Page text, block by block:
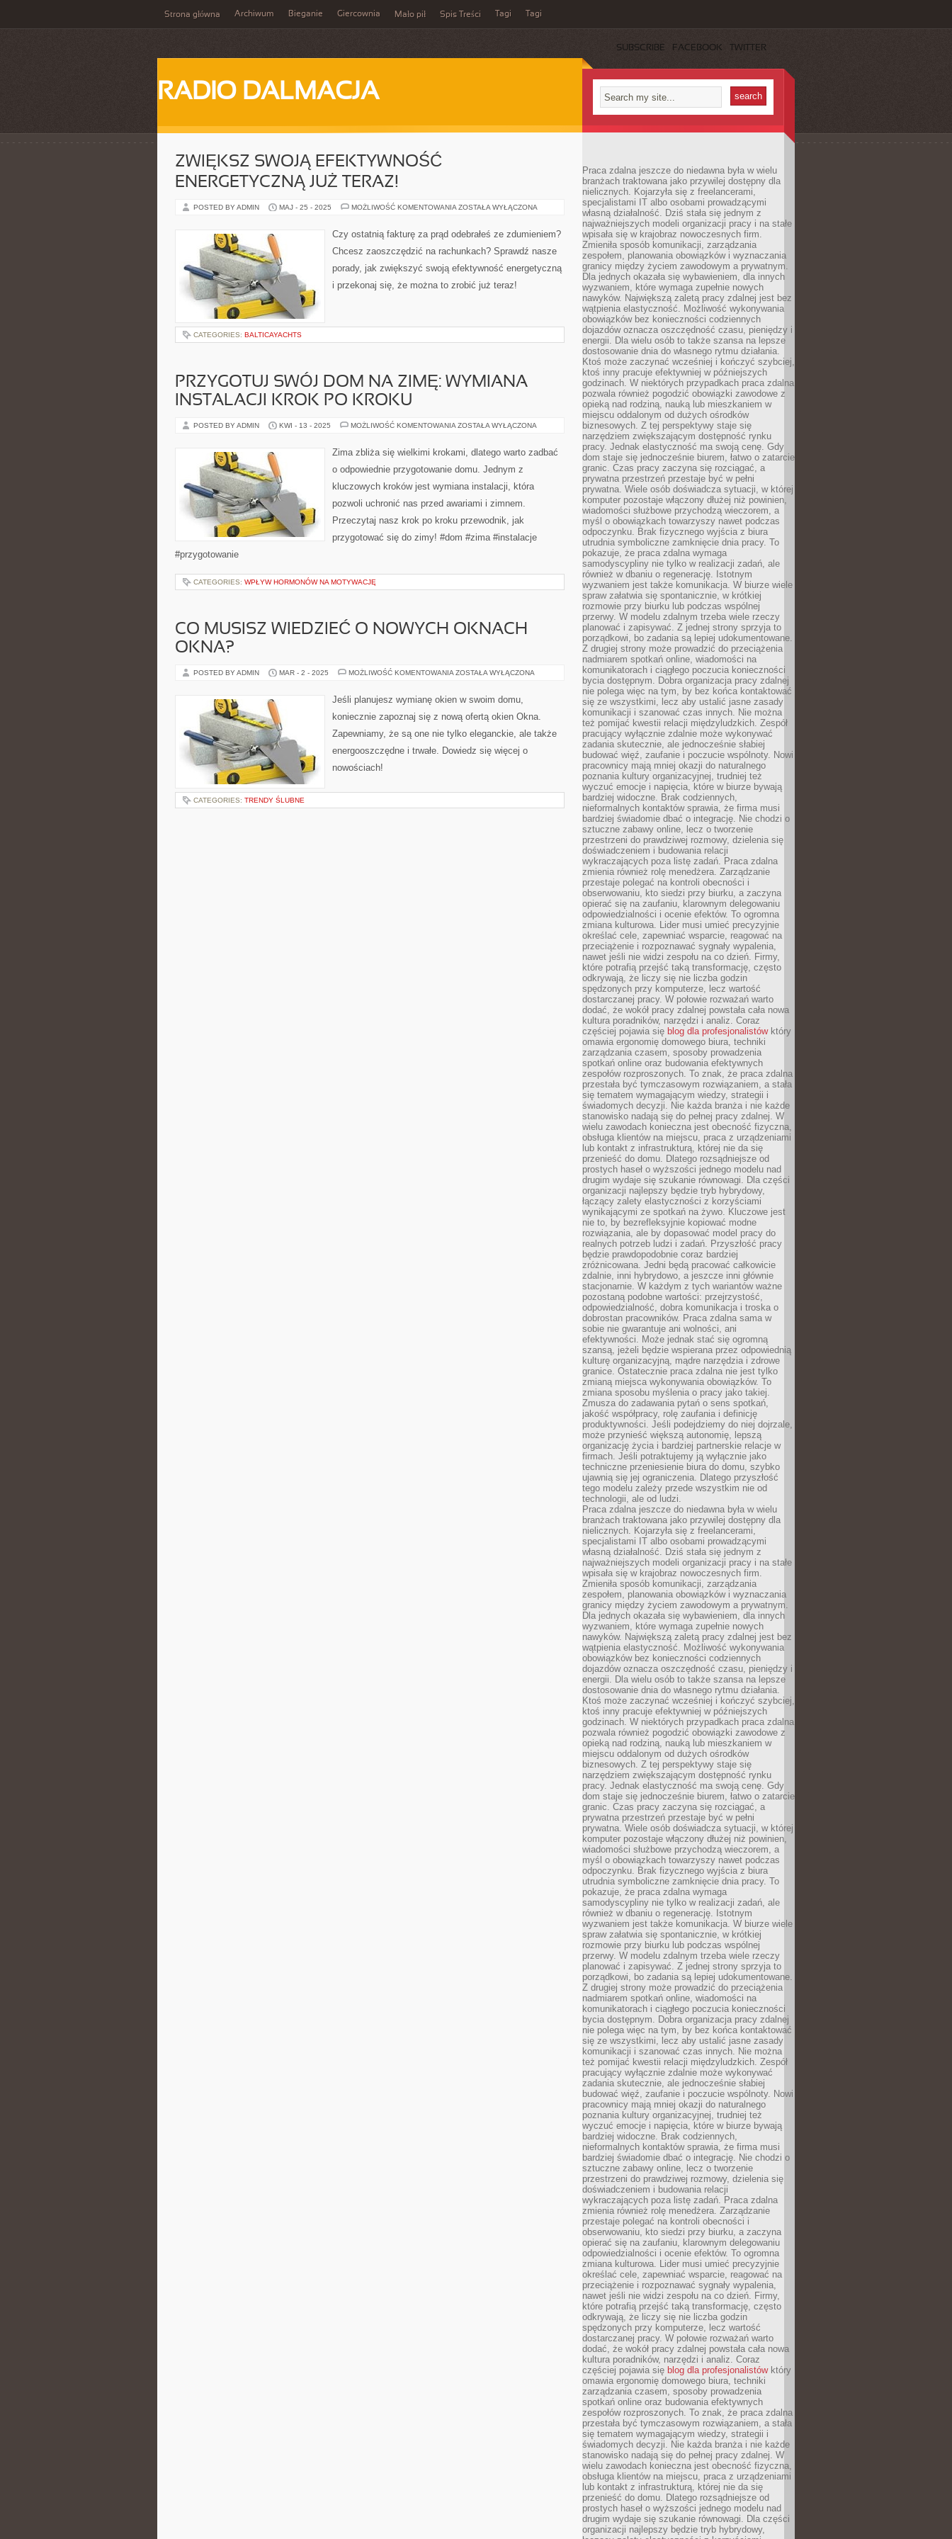
Strona główna Archiwum Bieganie Giercownia Mało pił Spis Treści Tagi Tagi
SUBSCRIBE FACEBOOK TWITTER
RADIO DALMACJA
ZWIĘKSZ SWOJĄ EFEKTYWNOŚĆ
ENERGETYCZNĄ JUŻ TERAZ!
POSTED BY ADMIN MAJ - 25 - 2025 MOŻLIWOŚĆ KOMENTOWANIA ZWIĘKSZ
ENERGETYCZNĄ
JUŻ
ZOSTAŁA WYŁĄCZONA
Czy ostatnią fakturę za prąd odebrałeś ze zdumieniem?
Chcesz zaoszczędzić na rachunkach? Sprawdź nasze
porady, jak zwiększyć swoją efektywność energetyczną
i przekonaj się, że można to zrobić już teraz!
CATEGORIES: BALTICAYACHTS
PRZYGOTUJ SWÓJ DOM NA ZIMĘ: WYMIANA
INSTALACJI KROK PO KROKU
POSTED BY ADMIN KWI - 13 - 2025 MOŻLIWOŚĆ KOMENTOWANIA PRZYGOTUJ
NA
ZIMĘ:
INSTALACJI
PO
ZOSTAŁA WYŁĄCZONA
Zima zbliża się wielkimi krokami, dlatego warto zadbać
o odpowiednie przygotowanie domu. Jednym z
kluczowych kroków jest wymiana instalacji, która
pozwoli uchronić nas przed awariami i zimnem.
Przeczytaj nasz krok po kroku przewodnik, jak
przygotować się do zimy! #dom #zima #instalacje
#przygotowanie
CATEGORIES: WPŁYW HORMONÓW NA MOTYWACJĘ
CO MUSISZ WIEDZIEĆ O NOWYCH OKNACH
OKNA?
POSTED BY ADMIN MAR - 2 - 2025 MOŻLIWOŚĆ KOMENTOWANIA CO
NOWYCH
OKNA?
ZOSTAŁA WYŁĄCZONA
Jeśli planujesz wymianę okien w swoim domu,
koniecznie zapoznaj się z nową ofertą okien Okna.
Zapewniamy, że są one nie tylko eleganckie, ale także
energooszczędne i trwałe. Dowiedz się więcej o
nowościach!
CATEGORIES: TRENDY ŚLUBNE
Praca zdalna jeszcze do niedawna była w wielu
branżach traktowana jako przywilej dostępny dla
nielicznych. Kojarzyła się z freelancerami,
specjalistami IT albo osobami prowadzącymi
własną działalność. Dziś stała się jednym z
najważniejszych modeli organizacji pracy i na stałe
wpisała się w krajobraz nowoczesnych firm.
Zmieniła sposób komunikacji, zarządzania
zespołem, planowania obowiązków i wyznaczania
granicy między życiem zawodowym a prywatnym.
Dla jednych okazała się wybawieniem, dla innych
wyzwaniem, które wymaga zupełnie nowych
nawyków. Największą zaletą pracy zdalnej jest bez
wątpienia elastyczność. Możliwość wykonywania
obowiązków bez konieczności codziennych
dojazdów oznacza oszczędność czasu, pieniędzy i
energii. Dla wielu osób to także szansa na lepsze
dostosowanie dnia do własnego rytmu działania.
Ktoś może zaczynać wcześniej i kończyć szybciej,
ktoś inny pracuje efektywniej w późniejszych
godzinach. W niektórych przypadkach praca zdalna
pozwala również pogodzić obowiązki zawodowe z
opieką nad rodziną, nauką lub mieszkaniem w
miejscu oddalonym od dużych ośrodków
biznesowych. Z tej perspektywy staje się
narzędziem zwiększającym dostępność rynku
pracy. Jednak elastyczność ma swoją cenę. Gdy
dom staje się jednocześnie biurem, łatwo o zatarcie
granic. Czas pracy zaczyna się rozciągać, a
prywatna przestrzeń przestaje być w pełni
prywatna. Wiele osób doświadcza sytuacji, w której
komputer pozostaje włączony dłużej niż powinien,
wiadomości służbowe przychodzą wieczorem, a
myśl o obowiązkach towarzyszy nawet podczas
odpoczynku. Brak fizycznego wyjścia z biura
utrudnia symboliczne zamknięcie dnia pracy. To
pokazuje, że praca zdalna wymaga
samodyscypliny nie tylko w realizacji zadań, ale
również w dbaniu o regenerację. Istotnym
wyzwaniem jest także komunikacja. W biurze wiele
spraw załatwia się spontanicznie, w krótkiej
rozmowie przy biurku lub podczas wspólnej
przerwy. W modelu zdalnym trzeba wiele rzeczy
planować i zapisywać. Z jednej strony sprzyja to
porządkowi, bo zadania są lepiej udokumentowane.
Z drugiej strony może prowadzić do przeciążenia
nadmiarem spotkań online, wiadomości na
komunikatorach i ciągłego poczucia konieczności
bycia dostępnym. Dobra organizacja pracy zdalnej
nie polega więc na tym, by bez końca kontaktować
się ze wszystkimi, lecz aby ustalić jasne zasady
komunikacji i szanować czas innych. Nie można
też pomijać kwestii relacji międzyludzkich. Zespół
pracujący wyłącznie zdalnie może wykonywać
zadania skutecznie, ale jednocześnie słabiej
budować więź, zaufanie i poczucie wspólnoty. Nowi
pracownicy mają mniej okazji do naturalnego
poznania kultury organizacyjnej, trudniej też
wyczuć emocje i napięcia, które w biurze bywają
bardziej widoczne. Brak codziennych,
nieformalnych kontaktów sprawia, że firma musi
bardziej świadomie dbać o integrację. Nie chodzi o
sztuczne zabawy online, lecz o tworzenie
przestrzeni do prawdziwej rozmowy, dzielenia się
doświadczeniem i budowania relacji
wykraczających poza listę zadań. Praca zdalna
zmienia również rolę menedżera. Zarządzanie
przestaje polegać na kontroli obecności i
obserwowaniu, kto siedzi przy biurku, a zaczyna
opierać się na zaufaniu, klarownym delegowaniu
odpowiedzialności i ocenie efektów. To ogromna
zmiana kulturowa. Lider musi umieć precyzyjnie
określać cele, zapewniać wsparcie, reagować na
przeciążenie i rozpoznawać sygnały wypalenia,
nawet jeśli nie widzi zespołu na co dzień. Firmy,
które potrafią przejść taką transformację, często
odkrywają, że liczy się nie liczba godzin
spędzonych przy komputerze, lecz wartość
dostarczanej pracy. W połowie rozważań warto
dodać, że wokół pracy zdalnej powstała cała nowa
kultura poradników, narzędzi i analiz. Coraz
częściej pojawia się blog dla profesjonalistówktóry
omawia ergonomię domowego biura, techniki
zarządzania czasem, sposoby prowadzenia
spotkań online oraz budowania efektywnych
zespołów rozproszonych. To znak, że praca zdalna
przestała być tymczasowym rozwiązaniem, a stała
się tematem wymagającym wiedzy, strategii i
świadomych decyzji. Nie każda branża i nie każde
stanowisko nadają się do pełnej pracy zdalnej. W
wielu zawodach konieczna jest obecność fizyczna,
obsługa klientów na miejscu, praca z urządzeniami
lub kontakt z infrastrukturą, której nie da się
przenieść do domu. Dlatego rozsądniejsze od
prostych haseł o wyższości jednego modelu nad
drugim wydaje się szukanie równowagi. Dla części
organizacji najlepszy będzie tryb hybrydowy,
łączący zalety elastyczności z korzyściami
wynikającymi ze spotkań na żywo. Kluczowe jest
nie to, by bezrefleksyjnie kopiować modne
rozwiązania, ale by dopasować model pracy do
realnych potrzeb ludzi i zadań. Przyszłość pracy
będzie prawdopodobnie coraz bardziej
zróżnicowana. Jedni będą pracować całkowicie
zdalnie, inni hybrydowo, a jeszcze inni głównie
stacjonarnie. W każdym z tych wariantów ważne
pozostaną podobne wartości: przejrzystość,
odpowiedzialność, dobra komunikacja i troska o
dobrostan pracowników. Praca zdalna sama w
sobie nie gwarantuje ani wolności, ani
efektywności. Może jednak stać się ogromną
szansą, jeżeli będzie wspierana przez odpowiednią
kulturę organizacyjną, mądre narzędzia i zdrowe
granice. Ostatecznie praca zdalna nie jest tylko
zmianą miejsca wykonywania obowiązków. To
zmiana sposobu myślenia o pracy jako takiej.
Zmusza do zadawania pytań o sens spotkań,
jakość współpracy, rolę zaufania i definicję
produktywności. Jeśli podejdziemy do niej dojrzale,
może przynieść większą autonomię, lepszą
organizację życia i bardziej partnerskie relacje w
firmach. Jeśli potraktujemy ją wyłącznie jako
techniczne przeniesienie biura do domu, szybko
ujawnią się jej ograniczenia. Dlatego przyszłość
tego modelu zależy przede wszystkim nie od
technologii, ale od ludzi.
Praca zdalna jeszcze do niedawna była w wielu
branżach traktowana jako przywilej dostępny dla
nielicznych. Kojarzyła się z freelancerami,
specjalistami IT albo osobami prowadzącymi
własną działalność. Dziś stała się jednym z
najważniejszych modeli organizacji pracy i na stałe
wpisała się w krajobraz nowoczesnych firm.
Zmieniła sposób komunikacji, zarządzania
zespołem, planowania obowiązków i wyznaczania
granicy między życiem zawodowym a prywatnym.
Dla jednych okazała się wybawieniem, dla innych
wyzwaniem, które wymaga zupełnie nowych
nawyków. Największą zaletą pracy zdalnej jest bez
wątpienia elastyczność. Możliwość wykonywania
obowiązków bez konieczności codziennych
dojazdów oznacza oszczędność czasu, pieniędzy i
energii. Dla wielu osób to także szansa na lepsze
dostosowanie dnia do własnego rytmu działania.
Ktoś może zaczynać wcześniej i kończyć szybciej,
ktoś inny pracuje efektywniej w późniejszych
godzinach. W niektórych przypadkach praca zdalna
pozwala również pogodzić obowiązki zawodowe z
opieką nad rodziną, nauką lub mieszkaniem w
miejscu oddalonym od dużych ośrodków
biznesowych. Z tej perspektywy staje się
narzędziem zwiększającym dostępność rynku
pracy. Jednak elastyczność ma swoją cenę. Gdy
dom staje się jednocześnie biurem, łatwo o zatarcie
granic. Czas pracy zaczyna się rozciągać, a
prywatna przestrzeń przestaje być w pełni
prywatna. Wiele osób doświadcza sytuacji, w której
komputer pozostaje włączony dłużej niż powinien,
wiadomości służbowe przychodzą wieczorem, a
myśl o obowiązkach towarzyszy nawet podczas
odpoczynku. Brak fizycznego wyjścia z biura
utrudnia symboliczne zamknięcie dnia pracy. To
pokazuje, że praca zdalna wymaga
samodyscypliny nie tylko w realizacji zadań, ale
również w dbaniu o regenerację. Istotnym
wyzwaniem jest także komunikacja. W biurze wiele
spraw załatwia się spontanicznie, w krótkiej
rozmowie przy biurku lub podczas wspólnej
przerwy. W modelu zdalnym trzeba wiele rzeczy
planować i zapisywać. Z jednej strony sprzyja to
porządkowi, bo zadania są lepiej udokumentowane.
Z drugiej strony może prowadzić do przeciążenia
nadmiarem spotkań online, wiadomości na
komunikatorach i ciągłego poczucia konieczności
bycia dostępnym. Dobra organizacja pracy zdalnej
nie polega więc na tym, by bez końca kontaktować
się ze wszystkimi, lecz aby ustalić jasne zasady
komunikacji i szanować czas innych. Nie można
też pomijać kwestii relacji międzyludzkich. Zespół
pracujący wyłącznie zdalnie może wykonywać
zadania skutecznie, ale jednocześnie słabiej
budować więź, zaufanie i poczucie wspólnoty. Nowi
pracownicy mają mniej okazji do naturalnego
poznania kultury organizacyjnej, trudniej też
wyczuć emocje i napięcia, które w biurze bywają
bardziej widoczne. Brak codziennych,
nieformalnych kontaktów sprawia, że firma musi
bardziej świadomie dbać o integrację. Nie chodzi o
sztuczne zabawy online, lecz o tworzenie
przestrzeni do prawdziwej rozmowy, dzielenia się
doświadczeniem i budowania relacji
wykraczających poza listę zadań. Praca zdalna
zmienia również rolę menedżera. Zarządzanie
przestaje polegać na kontroli obecności i
obserwowaniu, kto siedzi przy biurku, a zaczyna
opierać się na zaufaniu, klarownym delegowaniu
odpowiedzialności i ocenie efektów. To ogromna
zmiana kulturowa. Lider musi umieć precyzyjnie
określać cele, zapewniać wsparcie, reagować na
przeciążenie i rozpoznawać sygnały wypalenia,
nawet jeśli nie widzi zespołu na co dzień. Firmy,
które potrafią przejść taką transformację, często
odkrywają, że liczy się nie liczba godzin
spędzonych przy komputerze, lecz wartość
dostarczanej pracy. W połowie rozważań warto
dodać, że wokół pracy zdalnej powstała cała nowa
kultura poradników, narzędzi i analiz. Coraz
częściej pojawia się blog dla profesjonalistówktóry
omawia ergonomię domowego biura, techniki
zarządzania czasem, sposoby prowadzenia
spotkań online oraz budowania efektywnych
zespołów rozproszonych. To znak, że praca zdalna
przestała być tymczasowym rozwiązaniem, a stała
się tematem wymagającym wiedzy, strategii i
świadomych decyzji. Nie każda branża i nie każde
stanowisko nadają się do pełnej pracy zdalnej. W
wielu zawodach konieczna jest obecność fizyczna,
obsługa klientów na miejscu, praca z urządzeniami
lub kontakt z infrastrukturą, której nie da się
przenieść do domu. Dlatego rozsądniejsze od
prostych haseł o wyższości jednego modelu nad
drugim wydaje się szukanie równowagi. Dla części
organizacji najlepszy będzie tryb hybrydowy,